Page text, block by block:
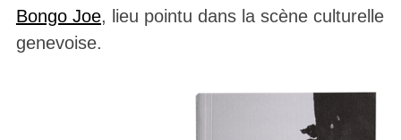
Bongo Joe, lieu pointu dans la scène culturelle
genevoise.